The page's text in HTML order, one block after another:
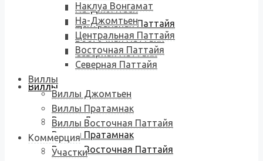
На-Джомтьен
Центральная Паттайя
Восточная Паттайя
Северная Паттайя
Виллы
Виллы Джомтьен
Виллы Пратамнак
Виллы Восточная Паттайя
Наклуа Вонгамат
На-Джомтьен
Центральная Паттайя
Восточная Паттайя
Северная Паттайя
Виллы
Виллы Джомтьен
Виллы Пратамнак
Виллы Восточная Паттайя
Коммерция
Участки